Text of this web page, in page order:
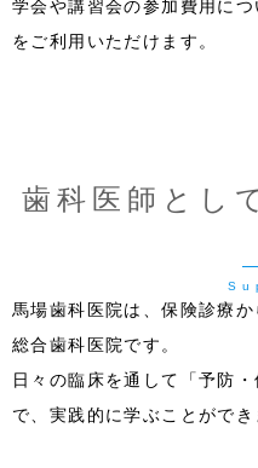
学会や講習会の参加費用に
をご利用いただけます。
歯科医師とし
馬場歯科医院は、保険診療
総合歯科医院です。
日々の臨床を通して「予防
で、実践的に学ぶことができ